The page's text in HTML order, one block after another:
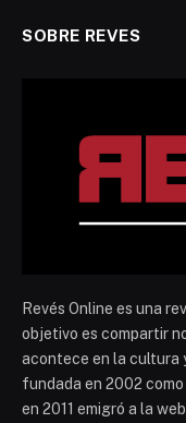
SOBRE REVES
Revés Online es una
objetivo es compartir
acontece en la cultura
fundada en 2002
en 2011 emigró a la